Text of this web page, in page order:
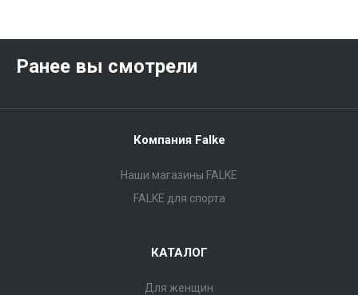
Ранее вы смотрели
Компания Falke
Наши магазины FALKE
FALKE для спорта
КАТАЛОГ
Для женщин